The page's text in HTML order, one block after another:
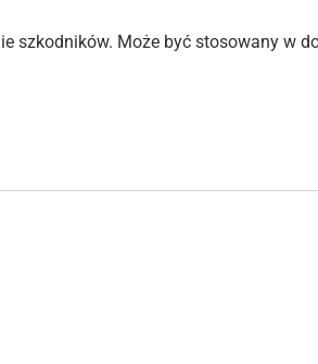
szkodników. Może być stosowany w